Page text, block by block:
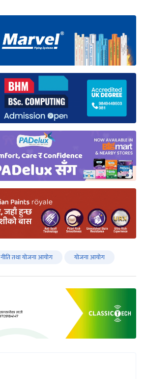
नीति तथा योजना आयोग योजना आयोग